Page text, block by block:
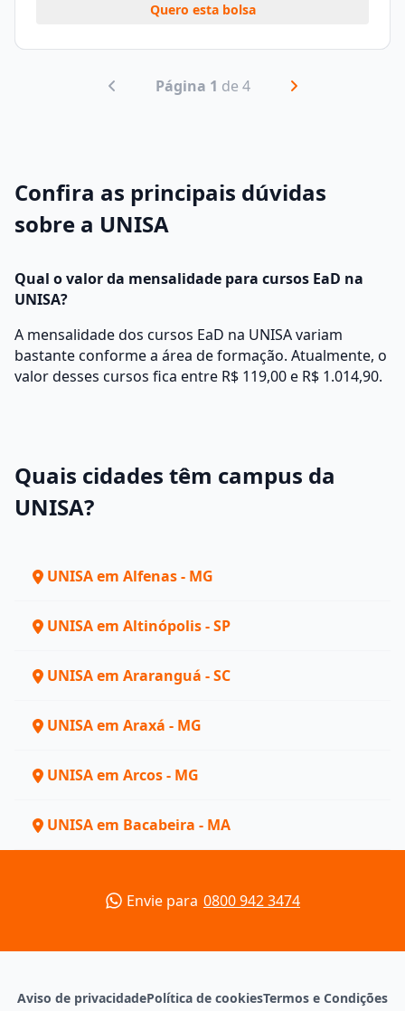
Quero esta bolsa
Página 1 de 4
Confira as principais dúvidas
sobre a UNISA
Qual o valor da mensalidade para cursos EaD na
UNISA?
A mensalidade dos cursos EaD na UNISA variam
bastante conforme a área de formação. Atualmente, o
valor desses cursos fica entre R$ 119,00 e R$ 1.014,90.
Quais cidades têm campus da
UNISA?
UNISA em Alfenas - MG
UNISA em Altinópolis - SP
UNISA em Araranguá - SC
UNISA em Araxá - MG
UNISA em Arcos - MG
UNISA em Bacabeira - MA
Envie para 0800 942 3474
Aviso de privacidadePolítica de cookiesTermos e Condições